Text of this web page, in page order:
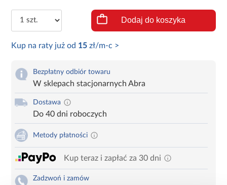
Dodaj do koszyka
Kup na raty już od 15 zł/m-c >
Bezpłatny odbiór towaru
W sklepach stacjonarnych Abra
Dostawa
Do 40 dni roboczych
Metody płatności
Kup teraz i zapłać za 30 dni
Zadzwoń i zamów